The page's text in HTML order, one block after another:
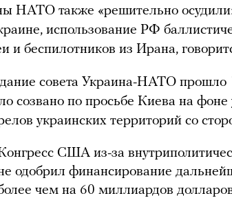
НАТО также «решительно
использование РФ
и беспилотников из Ирана,
совета Украина-НАТО прошло
созвано по просьбе Киева на
украинских территорий со
США из-за
одобрил финансирование
чем на 60 миллиардов